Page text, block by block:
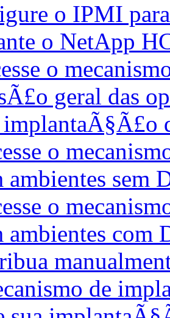
o IPMI
o NetApp
o
geral das
implantaÃ§Ã£o
o
ambientes sem
o
ambientes com
de